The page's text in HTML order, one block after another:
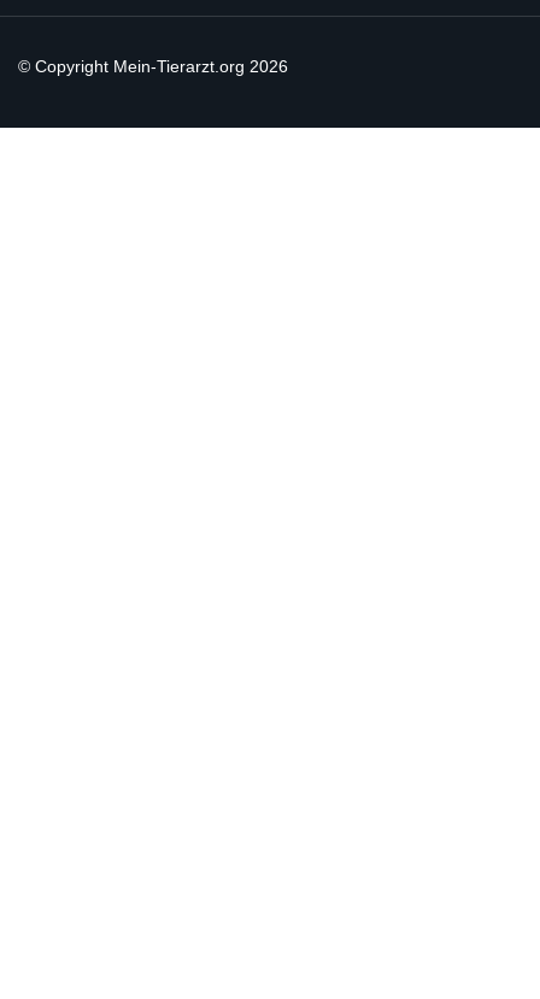
© Copyright Mein-Tierarzt.org 2026